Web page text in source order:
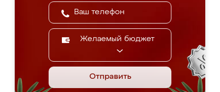
Желаемый бюджет
Отправить